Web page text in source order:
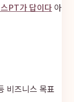
PT가 답이다 아
비즈니스 목표